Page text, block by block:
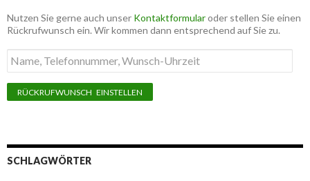
Nutzen Sie gerne auch unser Kontaktformularoder stellen Sie einen
Rückrufwunsch ein. Wir kommen dann entsprechend auf Sie zu.
Name,
Telefonnummer,
Uhrzeit
SCHLAGWÖRTER